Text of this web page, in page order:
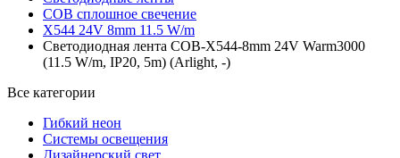
COB сплошное свечение
X544 24V 8mm 11.5 W/m
Светодиодная лента COB-X544-8mm 24V Warm3000
(11.5 W/m, IP20, 5m) (Arlight, -)
Все категории
Гибкий неон
Системы освещения
Дизайнерский свет